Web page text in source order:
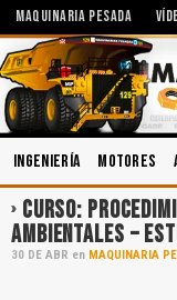
MAQUINARIA PESADA
Ingeniería Motores
CURSO:
AMBIENTALES –
30 DE ABR en MAQUINARIA